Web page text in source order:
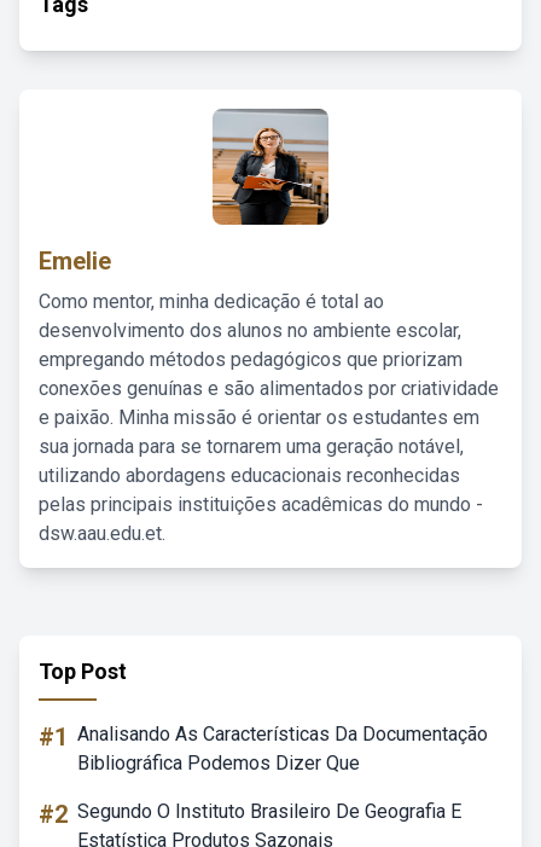
Emelie
Como mentor, minha dedicação é total ao
desenvolvimento dos alunos no ambiente escolar,
empregando métodos pedagógicos que priorizam
conexões genuínas e são alimentados por criatividade
e paixão. Minha missão é orientar os estudantes em
sua jornada para se tornarem uma geração notável,
utilizando abordagens educacionais reconhecidas
pelas principais instituições acadêmicas do mundo -
dsw.aau.edu.et.
Top Post
#1 Analisando As Características Da Documentação
Bibliográfica Podemos Dizer Que
#2 Segundo O Instituto Brasileiro De Geografia E
Estatística Produtos Sazonais